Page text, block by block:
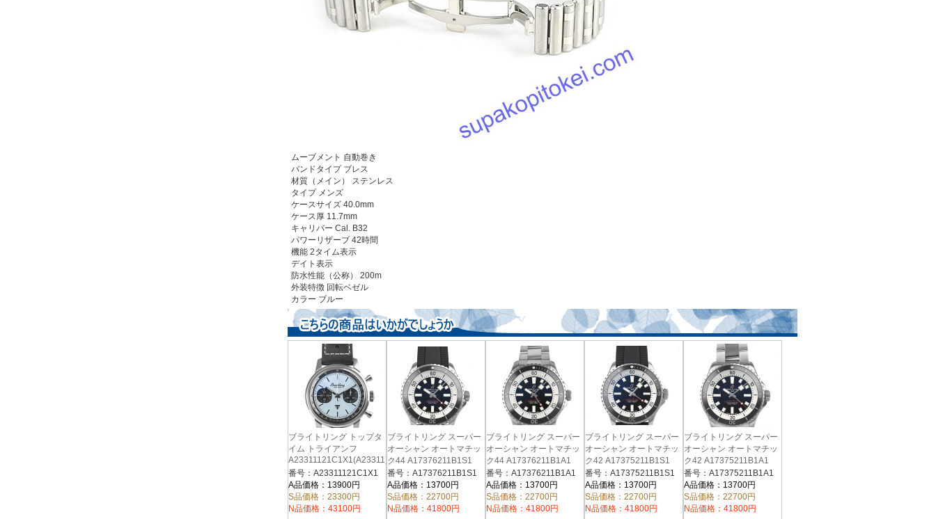
ムーブメント 自動巻き
バンドタイプ ブレス
材質（メイン） ステンレス
タイプ メンズ
ケースサイズ 40.0mm
ケース厚 11.7mm
キャリバー Cal. B32
パワーリザーブ 42時間
機能 2タイム表示
デイト表示
防水性能（公称） 200m
外装特徴 回転ベゼル
カラー ブルー
ブライトリング トップタ
イム トライアンフ
A23311121C1X1(A23311)
番号：A23311121C1X1
A品価格：13900円
S品価格：23300円
N品価格：43100円
ブライトリング スーパー
オーシャン オートマチッ
ク44 A17376211B1S1
番号：A17376211B1S1
A品価格：13700円
S品価格：22700円
N品価格：41800円
ブライトリング スーパー
オーシャン オートマチッ
ク44 A17376211B1A1
番号：A17376211B1A1
A品価格：13700円
S品価格：22700円
N品価格：41800円
ブライトリング スーパー
オーシャン オートマチッ
ク42 A17375211B1S1
番号：A17375211B1S1
A品価格：13700円
S品価格：22700円
N品価格：41800円
ブライトリング スーパー
オーシャン オートマチッ
ク42 A17375211B1A1
番号：A17375211B1A1
A品価格：13700円
S品価格：22700円
N品価格：41800円